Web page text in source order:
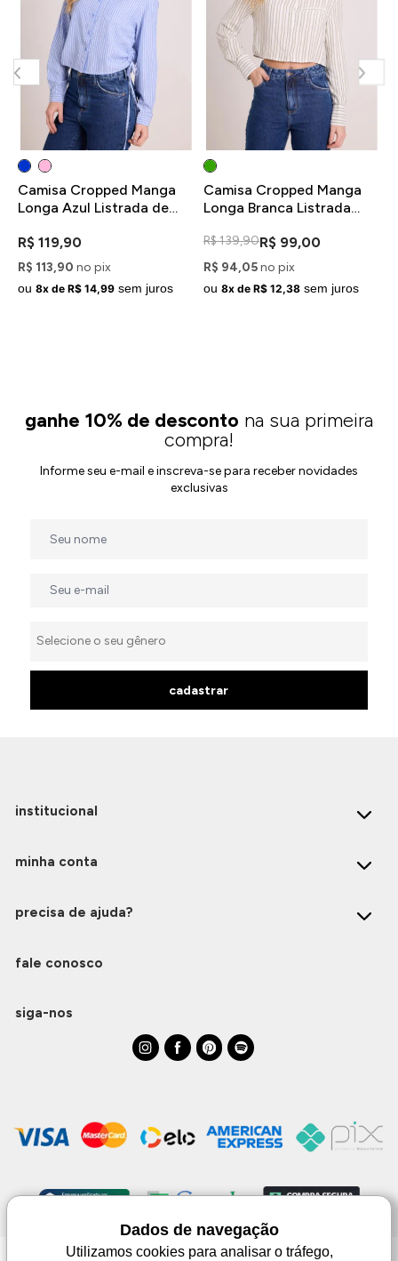
Camisa Cropped Manga
Longa Azul Listrada de
R$ 119,90
R$ 113,90 no pix
ou 8x de R$ 14,99 sem juros
Camisa Cropped Manga
Longa Branca Listrada
R$ 139,90R$ 99,00
R$ 94,05no pix
ou 8x de R$ 12,38 sem juros
ganhe 10% de desconto na sua primeira
compra!
Informe seu e-mail e inscreva-se para receber novidades
exclusivas
cadastrar
institucional
minha conta
precisa de ajuda?
fale conosco
siga-nos
Dados de navegação
Utilizamos cookies para analisar o tráfego,